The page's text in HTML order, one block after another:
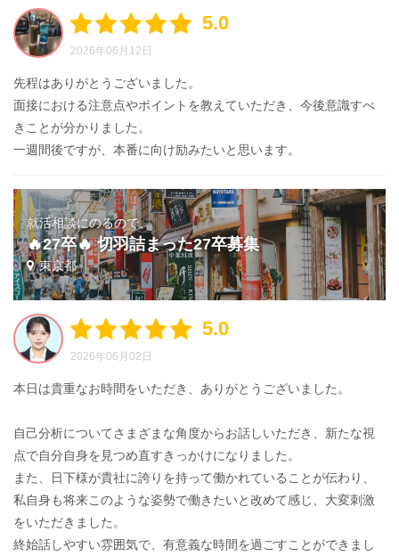
5.0
2026年06月12日
先程はありがとうございました。
面接における注意点やポイントを教えていただき、今後意識すべ
きことが分かりました。
一週間後ですが、本番に向け励みたいと思います。
就活相談にのるので、
🔥27卒🔥 切羽詰まった27卒募集
東京都
5.0
2026年06月02日
本日は貴重なお時間をいただき、ありがとうございました。
自己分析についてさまざまな角度からお話しいただき、新たな視
点で自分自身を見つめ直すきっかけになりました。
また、日下様が貴社に誇りを持って働かれていることが伝わり、
私自身も将来このような姿勢で働きたいと改めて感じ、大変刺激
をいただきました。
終始話しやすい雰囲気で、有意義な時間を過ごすことができまし